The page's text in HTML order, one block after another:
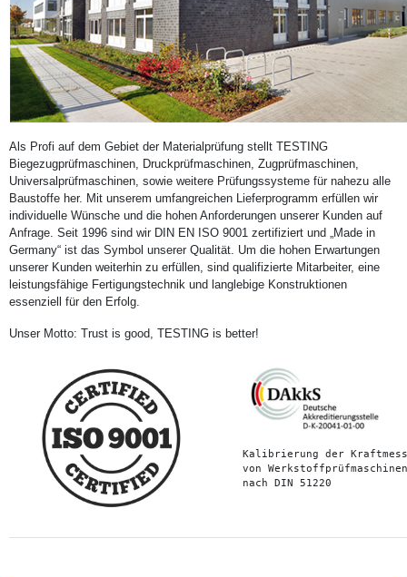
Als Profi auf dem Gebiet der Materialprüfung stellt TESTING
Biegezugprüfmaschinen, Druckprüfmaschinen, Zugprüfmaschinen,
Universalprüfmaschinen, sowie weitere Prüfungssysteme für nahezu alle
Baustoffe her. Mit unserem umfangreichen Lieferprogramm erfüllen wir
individuelle Wünsche und die hohen Anforderungen unserer Kunden auf
Anfrage. Seit 1996 sind wir DIN EN ISO 9001 zertifiziert und „Made in
Germany“ ist das Symbol unserer Qualität. Um die hohen Erwartungen
unserer Kunden weiterhin zu erfüllen, sind qualifizierte Mitarbeiter, eine
leistungsfähige Fertigungstechnik und langlebige Konstruktionen
essenziell für den Erfolg.
Unser Motto: Trust is good, TESTING is better!
Kalibrierung der
von
nach DIN 51220